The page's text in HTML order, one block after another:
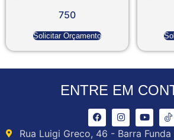
750
Solicitar Orçamento
ENTRE EM
Rua Luigi Greco, 46 - Barra Funda